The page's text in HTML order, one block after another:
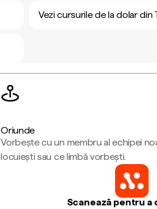
Vezi cursurile de la dolar din
Oriunde
Vorbește cu un membru al echipei
locuiești sau ce limbă vorbești.
Scanează pentru a